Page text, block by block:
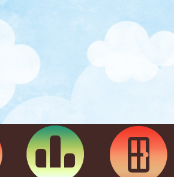
主導型保育施設 つく